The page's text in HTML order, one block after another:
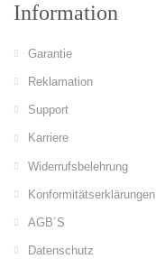
Information
Garantie
Reklamation
Support
Karriere
Widerrufsbelehrung
Konformitätserklärungen
AGB´S
Datenschutz